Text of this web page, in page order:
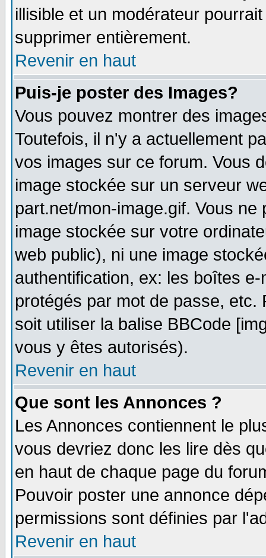
illisible et un modérateur
supprimer entièrement.
Revenir en haut
Puis-je poster des Images?
Vous pouvez montrer des
Toutefois, il n'y a actuellement
vos images sur ce forum. Vous
image stockée sur un serveur
part.net/mon-image.gif. Vous
image stockée sur votre
web public), ni une image
authentification, ex: les boîtes
protégés par mot de passe,
soit utiliser la balise BBCode
vous y êtes autorisés).
Revenir en haut
Que sont les Annonces ?
Les Annonces contiennent le
vous devriez donc les lire dès
en haut de chaque page du
Pouvoir poster une annonce
permissions sont définies par
Revenir en haut